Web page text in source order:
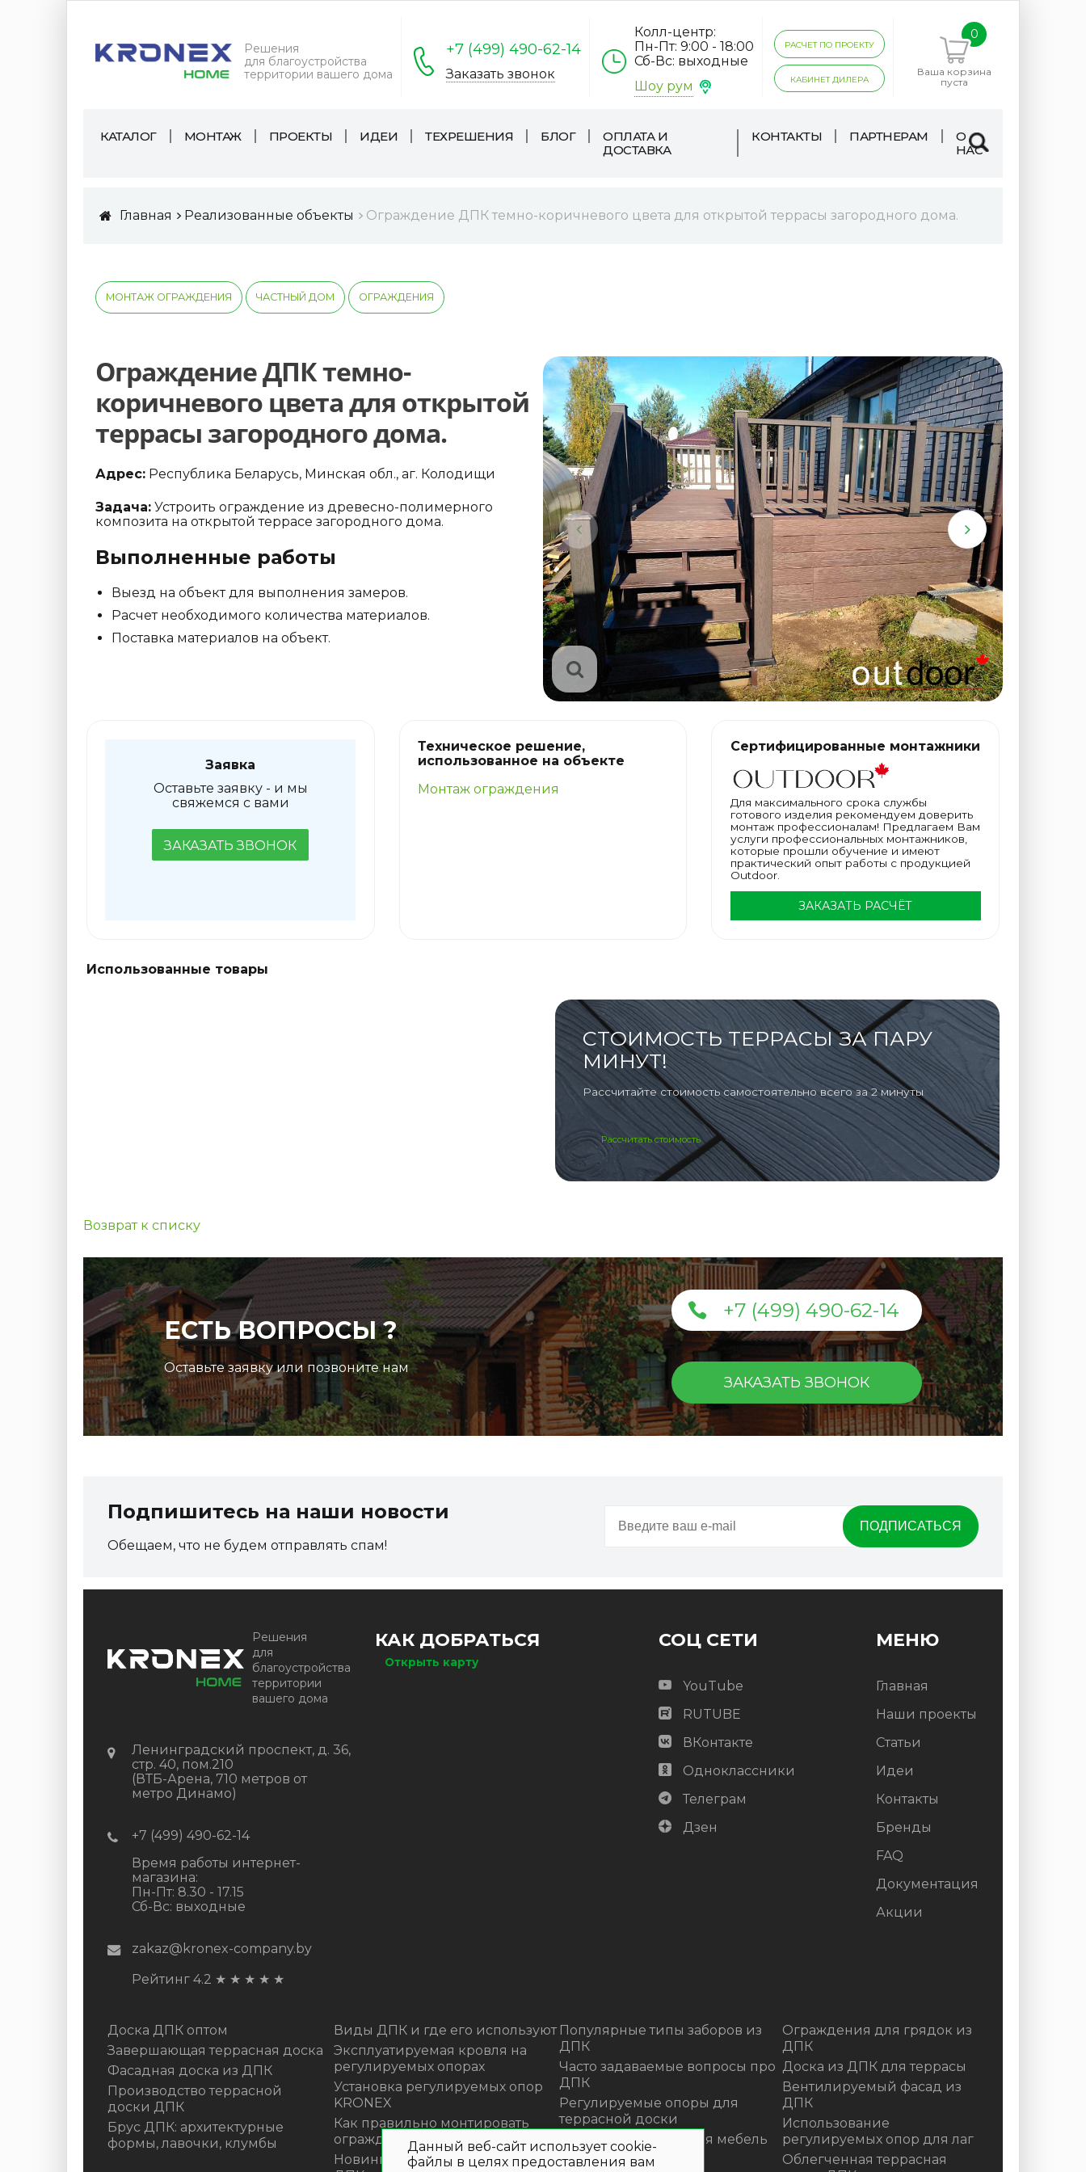
Решения
для благоустройства
территории вашего дома
+7 (499) 490-62-14
Заказать звонок
Колл-центр:
Пн-Пт: 9:00 - 18:00
Сб-Вс: выходные
Шоу рум
РАСЧЕТ ПО ПРОЕКТУ
КАБИНЕТ ДИЛЕРА
0
Ваша корзина
пуста
КАТАЛОГ МОНТАЖ ПРОЕКТЫ ИДЕИ ТЕХРЕШЕНИЯ БЛОГ
ОПЛАТА И
ДОСТАВКА
КОНТАКТЫ ПАРТНЕРАМ
О
НАС
Главная Реализованные объекты Ограждение ДПК темно-коричневого цвета для открытой террасы загородного дома.
МОНТАЖ ОГРАЖДЕНИЯ ЧАСТНЫЙ ДОМ ОГРАЖДЕНИЯ
Ограждение ДПК темно-
коричневого цвета для открытой
террасы загородного дома.
Адрес: Республика Беларусь, Минская обл., аг. Колодищи
Задача: Устроить ограждение из древесно-полимерного
композита на открытой террасе загородного дома.
Выполненные работы
Выезд на объект для выполнения замеров.
Расчет необходимого количества материалов.
Поставка материалов на объект.
Заявка
Оставьте заявку - и мы
свяжемся с вами
ЗАКАЗАТЬ ЗВОНОК
Техническое решение,
использованное на объекте
Монтаж ограждения
Сертифицированные монтажники
Для максимального срока службы
готового изделия рекомендуем доверить
монтаж профессионалам! Предлагаем Вам
услуги профессиональных монтажников,
которые прошли обучение и имеют
практический опыт работы с продукцией
Outdoor.
ЗАКАЗАТЬ РАСЧЁТ
СТОИМОСТЬ ТЕРРАСЫ ЗА ПАРУ
МИНУТ!
Рассчитайте стоимость самостоятельно всего за 2 минуты
Рассчитать стоимость
Использованные товары
Возврат к списку
ЕСТЬ ВОПРОСЫ ?
Оставьте заявку или позвоните нам
+7 (499) 490-62-14
ЗАКАЗАТЬ ЗВОНОК
Подпишитесь на наши новости
Обещаем, что не будем отправлять спам!
Решения
для
благоустройства
территории
вашего дома
Ленинградский проспект, д. 36,
стр. 40, пом.210
(ВТБ-Арена, 710 метров от
метро Динамо)
+7 (499) 490-62-14
Время работы интернет-
магазина:
Пн-Пт: 8.30 - 17.15
Сб-Вс: выходные
zakaz@kronex-company.by
Рейтинг 4.2 ★ ★ ★ ★ ★
КАК ДОБРАТЬСЯ
Открыть карту
СОЦ СЕТИ
YouTube
RUTUBE
ВКонтакте
Одноклассники
Телеграм
Дзен
МЕНЮ
Главная
Наши проекты
Статьи
Идеи
Контакты
Бренды
FAQ
Документация
Акции
Доска ДПК оптом
Завершающая террасная доска
Фасадная доска из ДПК
Производство террасной
доски ДПК
Брус ДПК: архитектурные
формы, лавочки, клумбы
Виды ДПК и где его используют
Эксплуатируемая кровля на
регулируемых опорах
Установка регулируемых опор
KRONEX
Как правильно монтировать
ограждения из ДПК?
Новинка! Моющее средство для
Популярные типы заборов из
ДПК
Часто задаваемые вопросы про
ДПК
Регулируемые опоры для
террасной доски
Премиальная садовая мебель
из ротанга Outdoor
Ограждения для грядок из
ДПК
Доска из ДПК для террасы
Вентилируемый фасад из
ДПК
Использование
регулируемых опор для лаг
Облегченная террасная
Данный веб-сайт использует cookie-
файлы в целях предоставления вам